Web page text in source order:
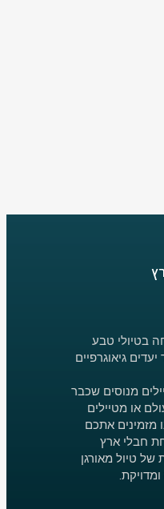
בטיולי טבע
גיאוגרפיים
מנוסים שכבר
או מטיילים
מזמינים אתכם
חבלי ארץ
של טיול מאורגן